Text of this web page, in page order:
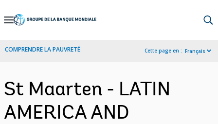
Skip
Navigation
COMPRENDRE LA PAUVRETÉ Cette page en : Français
St Maarten - LATIN
AMERICA AND